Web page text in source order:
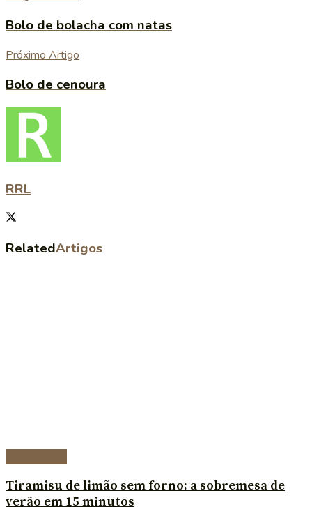
Bolo de bolacha com natas
Próximo Artigo
Bolo de cenoura
RRL
RelatedArtigos
Tiramisu de limão sem forno: a sobremesa de
verão em 15 minutos